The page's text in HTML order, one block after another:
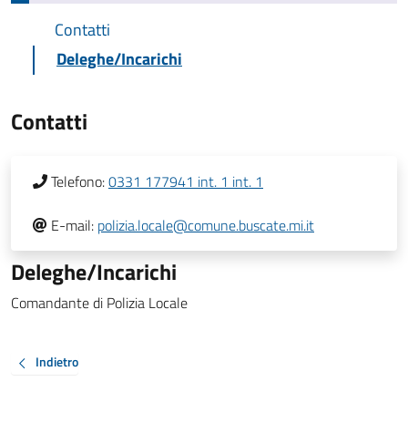
Contatti
Deleghe/Incarichi
Contatti
Telefono:0331 177941 int. 1 int. 1
E-mail: polizia.locale@comune.buscate.mi.it
Deleghe/Incarichi
Comandante di Polizia Locale
Indietro